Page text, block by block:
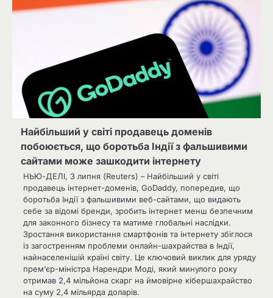
Найбільший у світі продавець доменів
побоюється, що боротьба Індії з фальшивими
сайтами може зашкодити інтернету
НЬЮ-ДЕЛІ, 3 липня (Reuters) – Найбільший у світі
продавець інтернет-доменів, GoDaddy, попередив, що
боротьба Індії з фальшивими веб-сайтами, що видають
себе за відомі бренди, зробить інтернет менш безпечним
для законного бізнесу та матиме глобальні наслідки.
Зростання використання смартфонів та інтернету збіглося
із загостренням проблеми онлайн-шахрайства в Індії,
найнаселенішій країні світу. Це ключовий виклик для уряду
прем’єр-міністра Нарендри Моді, який минулого року
отримав 2,4 мільйона скарг на ймовірне кібершахрайство
на суму 2,4 мільярда доларів.